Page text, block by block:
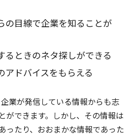
の目線で企業を知ることが
るときのネタ探しができる
アドバイスをもらえる
業が発信している情報からも志
ができます。しかし、その情報は
ったり、おおまかな情報であった